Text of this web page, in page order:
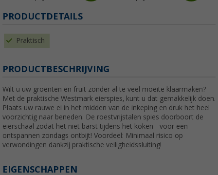
PRODUCTDETAILS
Praktisch
PRODUCTBESCHRIJVING
Wilt u uw groenten en fruit zonder al te veel moeite klaarmaken?
Met de praktische Westmark eierspies, kunt u dat gemakkelijk doen.
Plaats uw rauwe ei in het midden van de inkeping en druk het heel
voorzichtig naar beneden. De roestvrijstalen spies doorboort de
eierschaal zodat het niet barst tijdens het koken - voor een
ontspannen zondags ontbijt! Voordeel: Minimaal risico op
verwondingen dankzij praktische veiligheidssluiting!
EIGENSCHAPPEN